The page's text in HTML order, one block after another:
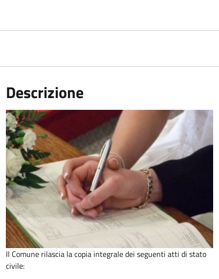
Descrizione
Il Comune rilascia la copia integrale dei seguenti atti di stato
civile: